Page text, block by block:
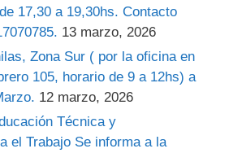
17,30 a 19,30hs. Contacto
13 marzo, 2026
Zona Sur ( por la oficina en
105, horario de 9 a 12hs) a
12 marzo, 2026
Técnica y
el Trabajo Se informa a la